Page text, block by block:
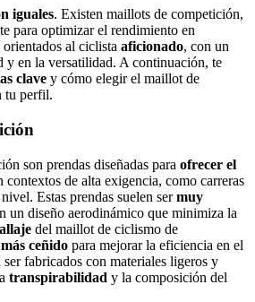
iguales. Existen maillots de competición,
para optimizar el rendimiento en
al ciclista aficionado, con un
y en la versatilidad. A continuación, te
clave y cómo elegir el maillot de
tu perfil.
son prendas diseñadas para ofrecer el
contextos de alta exigencia, como carreras
Estas prendas suelen sermuy
un diseño aerodinámico que minimiza la
del maillot de ciclismo de
más ceñido para mejorar la eficiencia en el
fabricados con materiales ligeros y
transpirabilidad y la composición del